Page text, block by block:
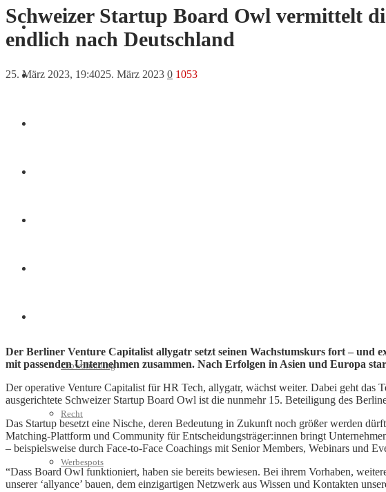
News
Crowdfunding
Recht
Werbespots
Schweizer Startup Board Owl vermittelt
endlich nach Deutschland
25. März 2023, 19:4025. März 2023 0 1053
Der Berliner Venture Capitalist allygatr setzt seinen Wachstumskurs fort –
mit passenden Unternehmen zusammen. Nach Erfolgen in Asien und Europa
Der operative Venture Capitalist für HR Tech, allygatr, wächst weiter. Dabei geht das
ausgerichtete Schweizer Startup Board Owl ist die nunmehr 15. Beteiligung des
Das Startup besetzt eine Nische, deren Bedeutung in Zukunft noch größer werden
Matching-Plattform und Community für Entscheidungsträger:innen bringt
– beispielsweise durch Face-to-Face Coachings mit Senior Members, Webinars und
“Dass Board Owl funktioniert, haben sie bereits bewiesen. Bei ihrem Vorhaben,
unserer ‘allyance’ bauen, dem einzigartigen Netzwerk aus Wissen und Kontakten